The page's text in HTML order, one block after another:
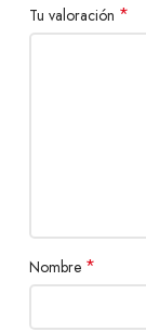
Tu valoración *
Nombre *